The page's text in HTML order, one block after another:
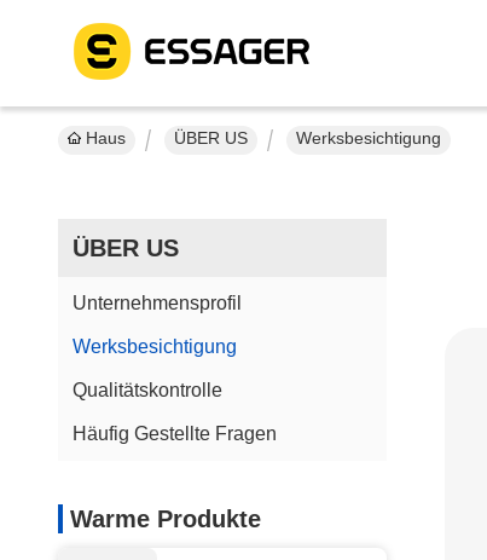
Haus ÜBER US Werksbesichtigung
ÜBER US
Unternehmensprofil
Werksbesichtigung
Qualitätskontrolle
Häufig Gestellte Fragen
Warme Produkte